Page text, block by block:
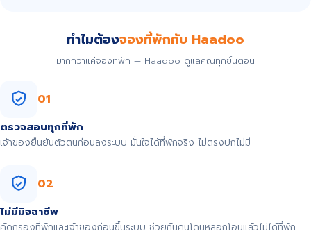
ทำไมต้องจองที่พักกับ Haadoo
มากกว่าแค่จองที่พัก — Haadoo ดูแลคุณทุกขั้นตอน
01
ตรวจสอบทุกที่พัก
เจ้าของยืนยันตัวตนก่อนลงระบบ มั่นใจได้ที่พักจริง ไม่ตรงปกไม่มี
02
ไม่มีมิจฉาชีพ
คัดกรองที่พักและเจ้าของก่อนขึ้นระบบ ช่วยกันคนโดนหลอกโอนแล้วไม่ได้ที่พัก